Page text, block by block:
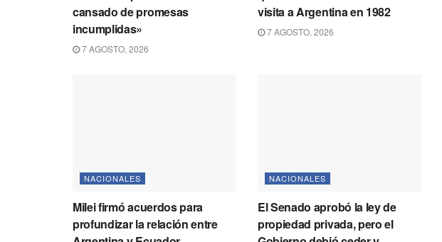
cansado de promesas
incumplidas»
7 AGOSTO, 2026
visita a Argentina en 1982
7 AGOSTO, 2026
NACIONALES
Milei firmó acuerdos para
profundizar la relación entre
NACIONALES
El Senado aprobó la ley de
propiedad privada, pero el